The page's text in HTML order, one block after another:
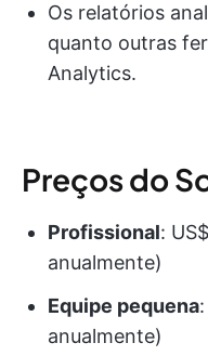
Os relatórios
quanto outras
Analytics.
Preços do
Profissional:
anualmente)
Equipe pequena
anualmente)